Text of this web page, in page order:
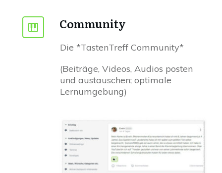
Community
Die *TastenTreff Community*
(Beiträge, Videos, Audios posten
und austauschen; optimale
Lernumgebung)